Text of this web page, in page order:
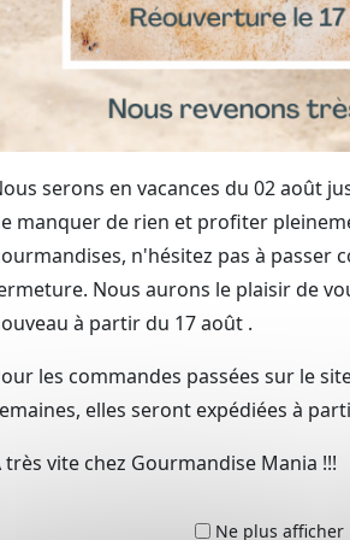
serons en vacances du 02 août
manquer de rien et profiter
n'hésitez pas à passer
Nous aurons le plaisir de
à partir du 17 août .
les commandes passées sur le
elles seront expédiées à
très vite chez Gourmandise Mania !!!
Ne plus afficher
de produits exclusifs
à toutes vos envies
une qualité optimale
et innovantes
chaque produit
gourmands
de Saint-Pol-sur-
de Lens,
Saint-Pol-sur-Ternoise, ainsi que
original à Lens
ou d’une
nos clients dans
locales.